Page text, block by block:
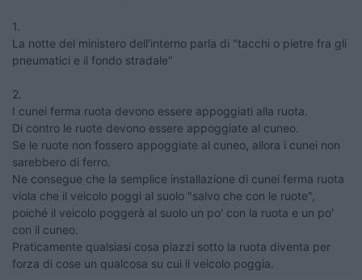
1.
La notte del ministero dell'interno parla di "tacchi o pietre fra gli
pneumatici e il fondo stradale"
2.
I cunei ferma ruota devono essere appoggiati alla ruota.
Di contro le ruote devono essere appoggiate al cuneo.
Se le ruote non fossero appoggiate al cuneo, allora i cunei non
sarebbero di ferro.
Ne consegue che la semplice installazione di cunei ferma ruota
viola che il veicolo poggi al suolo "salvo che con le ruote",
poiché il veicolo poggerà al suolo un po' con la ruota e un po'
con il cuneo.
Praticamente qualsiasi cosa piazzi sotto la ruota diventa per
forza di cose un qualcosa su cui il veicolo poggia.